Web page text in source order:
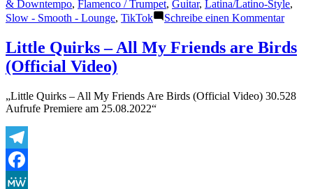
& Downtempo, Flamenco / Trumpet, Guitar, Latina/Latino-Style,
Slow - Smooth - Lounge, TikTok Schreibe einen Kommentarzu
–
Mi
Little Quirks – All My Friends are Birds
(Official Video)
„Little Quirks – All My Friends Are Birds (Official Video) 30.528
Aufrufe Premiere am 25.08.2022“
Telegram
Facebook